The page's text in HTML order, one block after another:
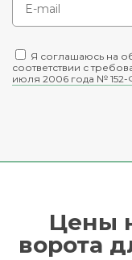
Я соглашаюсь на
соответствии с
июля 2006 года № 152-
Цены
ворота